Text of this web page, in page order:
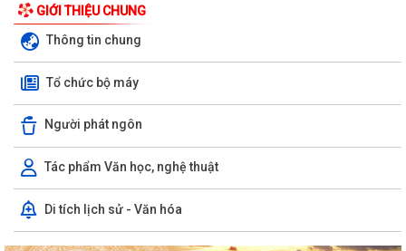
GIỚI THIỆU CHUNG
Thông tin chung
Tổ chức bộ máy
Người phát ngôn
Tác phẩm Văn học, nghệ thuật
Di tích lịch sử - Văn hóa
UBND phường triển khai công tác khám sức khoẻ định kỳ, khám sàng
lọc miễn phí cho người dân trên...
Ban đại diện Hội đồng quản trị Ngân hàng Chính sách xã hội phường
Kiến An tổ chức phiên họp giao...
TỪ NGÀY 08/8/2026: NHIỀU THỦ TỤC HÀNH CHÍNH TRỰC TUYẾN TẠI
Chi bộ trường Tiểu học Quang Trung kết nạp Đảng viên mới
Tổ Đại biểu số 05 HĐND thành phố tiếp xúc cử tri sau Kỳ họp thường lệ
giữa năm 2026 HĐND thành phố...